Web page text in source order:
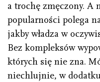
a trochę zmęczony. A
popularności polega
jakby władza w
Bez kompleksów
których się nie zna.
niechlujnie, w